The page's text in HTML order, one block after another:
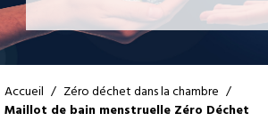
Accueil / Zéro déchet dans la chambre /
Maillot de bain menstruelle Zéro Déchet